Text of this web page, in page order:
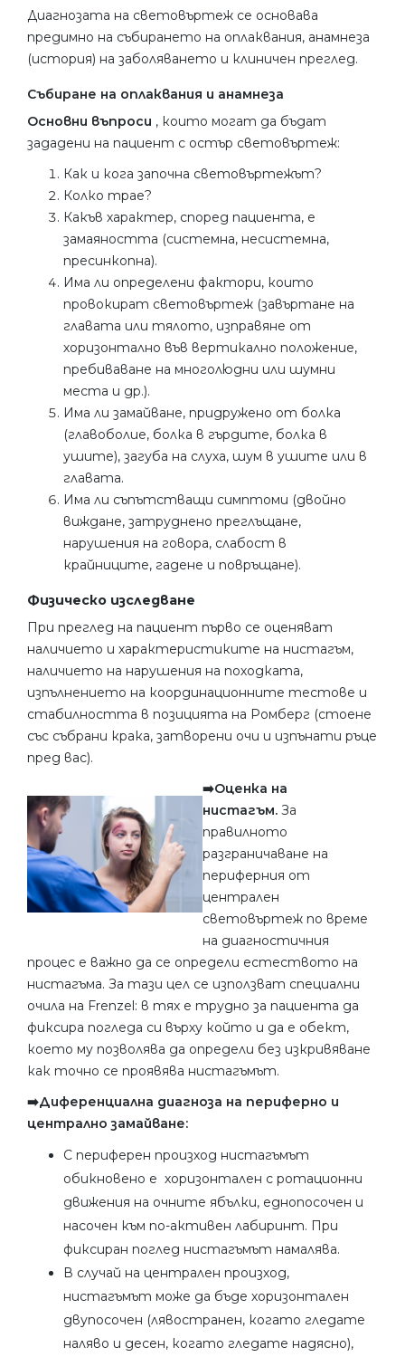
Диагнозата на световъртеж се основава
предимно на събирането на оплаквания, анамнеза
(история) на заболяването и клиничен преглед.
Събиране на оплаквания и анамнеза
Основни въпроси , които могат да бъдат
зададени на пациент с остър световъртеж:
Как и кога започна световъртежът?
Колко трае?
Какъв характер, според пациента, е
замаяността (системна, несистемна,
пресинкопна).
Има ли определени фактори, които
провокират световъртеж (завъртане на
главата или тялото, изправяне от
хоризонтално във вертикално положение,
пребиваване на многолюдни или шумни
места и др.).
Има ли замайване, придружено от болка
(главоболие, болка в гърдите, болка в
ушите), загуба на слуха, шум в ушите или в
главата.
Има ли съпътстващи симптоми (двойно
виждане, затруднено преглъщане,
нарушения на говора, слабост в
крайниците, гадене и повръщане).
Физическо изследване
При преглед на пациент първо се оценяват
наличието и характеристиките на нистагъм,
наличието на нарушения на походката,
изпълнението на координационните тестове и
стабилността в позицията на Ромберг (стоене
със събрани крака, затворени очи и изпънати ръце
пред вас).
➡️Оценка на
нистагъм. За
правилното
разграничаване на
периферния от
централен
световъртеж по време
на диагностичния
процес е важно да се определи естеството на
нистагъма. За тази цел се използват специални
очила на Frenzel: в тях е трудно за пациента да
фиксира погледа си върху който и да е обект,
което му позволява да определи без изкривяване
как точно се проявява нистагъмът.
➡️Диференциална диагноза на периферно и
централно замайване:
С периферен произход нистагъмът
обикновено е хоризонтален с ротационни
движения на очните ябълки, еднопосочен и
насочен към по-активен лабиринт. При
фиксиран поглед нистагъмът намалява.
В случай на централен произход,
нистагъмът може да бъде хоризонтален
двупосочен (лявостранен, когато гледате
наляво и десен, когато гледате надясно),